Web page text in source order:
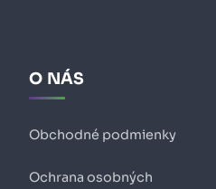
O NÁS
Obchodné podmienky
Ochrana osobných